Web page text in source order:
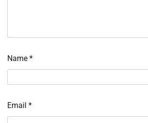
Name *
Email *